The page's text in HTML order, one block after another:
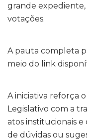
grande
votações.
A pauta completa
meio do link
A iniciativa reforça
Legislativo com a
atos institucionais e
de dúvidas ou